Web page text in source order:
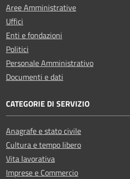
Aree Amministrative
Uffici
Enti e fondazioni
Politici
Personale Amministrativo
Documenti e dati
CATEGORIE DI SERVIZIO
Anagrafe e stato civile
Cultura e tempo libero
Vita lavorativa
Imprese e Commercio